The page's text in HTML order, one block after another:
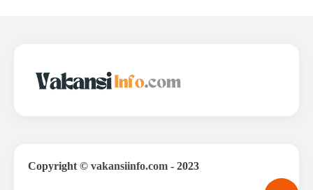
Copyright © vakansiinfo.com - 2023